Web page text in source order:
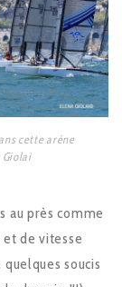
cette arène
Giolai
au près comme
et de vitesse
soucis